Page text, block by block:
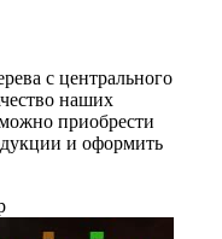
с центрального
наших
приобрести
и оформить